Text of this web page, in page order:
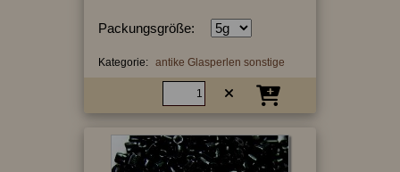
Packungsgröße:
Kategorie: antike Glasperlen sonstige